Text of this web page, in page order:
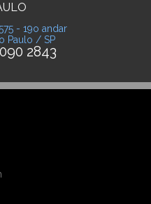
- 19o andar
Paulo / SP
2843